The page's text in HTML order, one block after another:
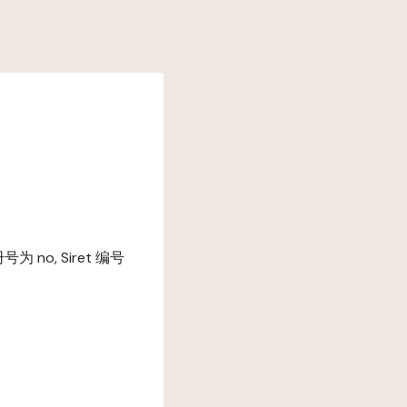
为 no, Siret 编号